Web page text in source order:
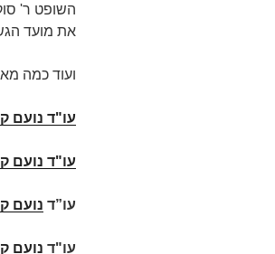
השופט ר'
את מועד הגשת
ועוד כמה
עו"ד נועם
עו"ד נועם
עו”ד נועם
עו"ד נועם